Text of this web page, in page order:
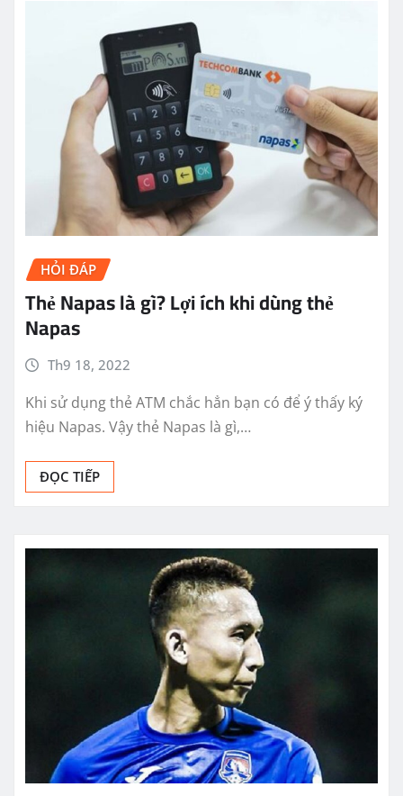
HỎI ĐÁP
Thẻ Napas là gì? Lợi ích khi dùng thẻ
Napas
Th9 18, 2022
Khi sử dụng thẻ ATM chắc hẳn bạn có để ý thấy ký
hiệu Napas. Vậy thẻ Napas là gì,…
ĐỌC TIẾP